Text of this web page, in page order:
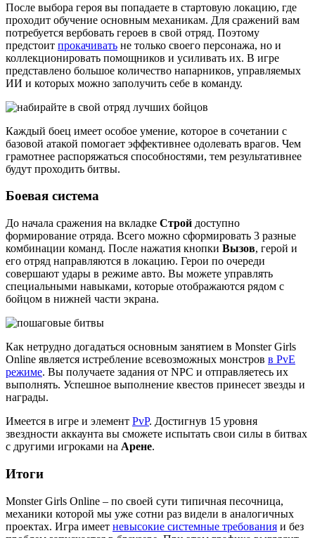
После выбора героя вы попадаете в стартовую локацию, где
проходит обучение основным механикам. Для сражений вам
потребуется вербовать героев в свой отряд. Поэтому
предстоит прокачивать не только своего персонажа, но и
коллекционировать помощников и усиливать их. В игре
представлено большое количество напарников, управляемых
ИИ и которых можно заполучить себе в команду.
Каждый боец имеет особое умение, которое в сочетании с
базовой атакой помогает эффективнее одолевать врагов. Чем
грамотнее распоряжаться способностями, тем результативнее
будут проходить битвы.
Боевая система
До начала сражения на вкладке Строй доступно
формирование отряда. Всего можно сформировать 3 разные
комбинации команд. После нажатия кнопки Вызов, герой и
его отряд направляются в локацию. Герои по очереди
совершают удары в режиме авто. Вы можете управлять
специальными навыками, которые отображаются рядом с
бойцом в нижней части экрана.
Как нетрудно догадаться основным занятием в Monster Girls
Online является истребление всевозможных монстров в PvE
режиме. Вы получаете задания от NPC и отправляетесь их
выполнять. Успешное выполнение квестов принесет звезды и
награды.
Имеется в игре и элемент PvP. Достигнув 15 уровня
звездности аккаунта вы сможете испытать свои силы в битвах
с другими игроками на Арене.
Итоги
Monster Girls Online – по своей сути типичная песочница,
механики которой мы уже сотни раз видели в аналогичных
проектах. Игра имеет невысокие системные требования и без